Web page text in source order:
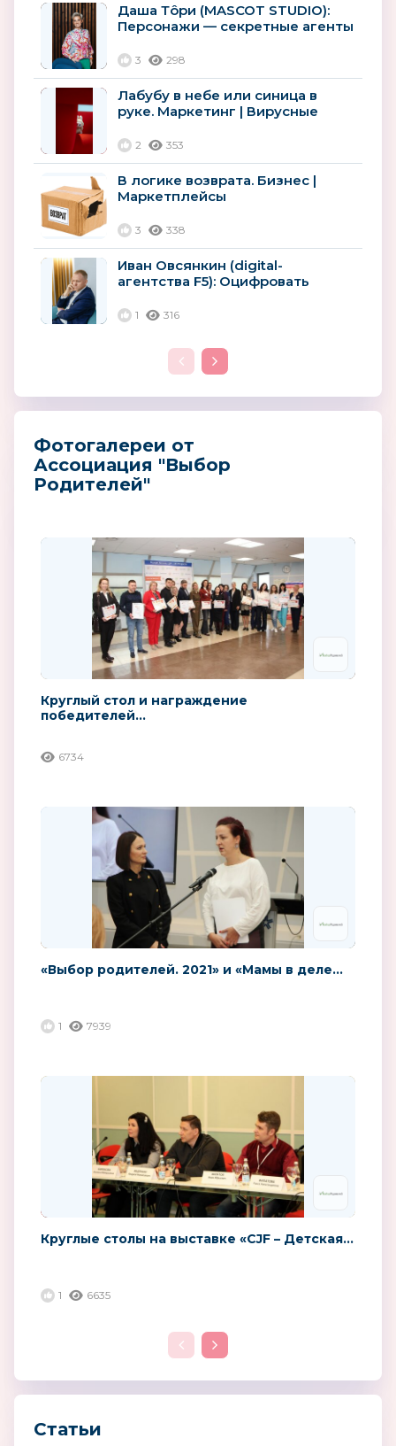
Даша Тôри (MASCOT STUDIO):
Персонажи — секретные агенты
3 298
Лабубу в небе или синица в
руке. Маркетинг | Вирусные
2 353
В логике возврата. Бизнес |
Маркетплейсы
3 338
Иван Овсянкин (digital-
агентства F5): Оцифровать
сохранить...
1 316
Фотогалереи от
Ассоциация "Выбор
Родителей"
Круглый стол и награждение
победителей...
6734
«Выбор родителей. 2021» и «Мамы в деле...
1 7939
Круглые столы на выставке «CJF – Детская...
1 6635
Статьи